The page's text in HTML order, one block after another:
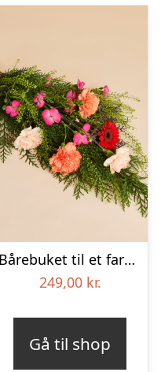
Bårebuket til et farverigt minde
249,00 kr.
Gå til shop